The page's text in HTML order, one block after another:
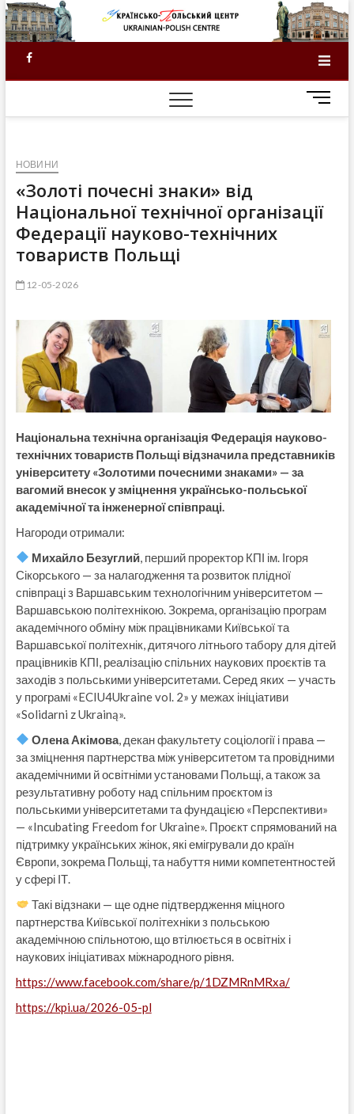
Skip
to
content
Facebook
M
e
t
НОВИНИ
«Золоті почесні знаки» від
Національної технічної організації
Федерації науково-технічних
товариств Польщі
12-05-2026
Національна технічна організація Федерація науково-
технічних товариств Польщі відзначила представників
університету «Золотими почесними знаками» — за
вагомий внесок у зміцнення українсько-польської
академічної та інженерної співпраці.
Нагороди отримали:
Михайло Безуглий, перший проректор КПІ ім. Ігоря
Сікорського — за налагодження та розвиток плідної
співпраці з Варшавським технологічним університетом —
Варшавською політехнікою. Зокрема, організацію програм
академічного обміну між працівниками Київської та
Варшавської політехнік, дитячого літнього табору для дітей
працівників КПІ, реалізацію спільних наукових проєктів та
заходів з польськими університетами. Серед яких — участь
у програмі «ECIU4Ukraine vol. 2» у межах ініціативи
«Solidarni z Ukrainą».
Олена Акімова, декан факультету соціології і права —
за зміцнення партнерства між університетом та провідними
академічними й освітніми установами Польщі, а також за
результативну роботу над спільним проєктом із
польськими університетами та фундацією «Перспективи»
— «Incubating Freedom for Ukraine». Проєкт спрямований на
підтримку українських жінок, які емігрували до країн
Європи, зокрема Польщі, та набуття ними компетентностей
у сфері ІТ.
Такі відзнаки — ще одне підтвердження міцного
партнерства Київської політехніки з польською
академічною спільнотою, що втілюється в освітніх і
наукових ініціативах міжнародного рівня.
https://www.facebook.com/share/p/1DZMRnMRxa/
https://kpi.ua/2026-05-pl